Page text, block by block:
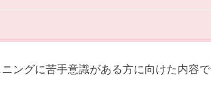
ングに苦手意識がある方に向けた内容で